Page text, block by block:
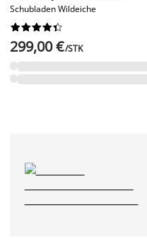
Schubladen Wildeiche






299,00 €/STK